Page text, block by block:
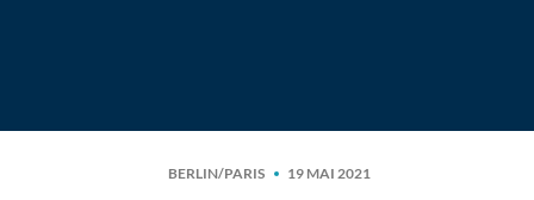
BERLIN/PARIS 19 MAI 2021